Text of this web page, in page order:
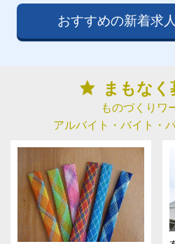
おすすめの新着求
まもなく
ものづくりワ
アルバイト・バイト・